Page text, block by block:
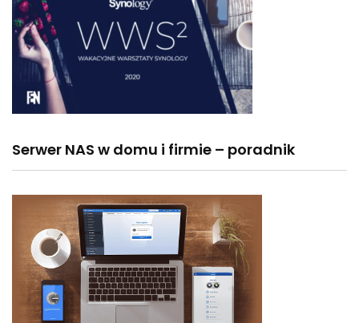
Serwer NAS w domu i firmie – poradnik